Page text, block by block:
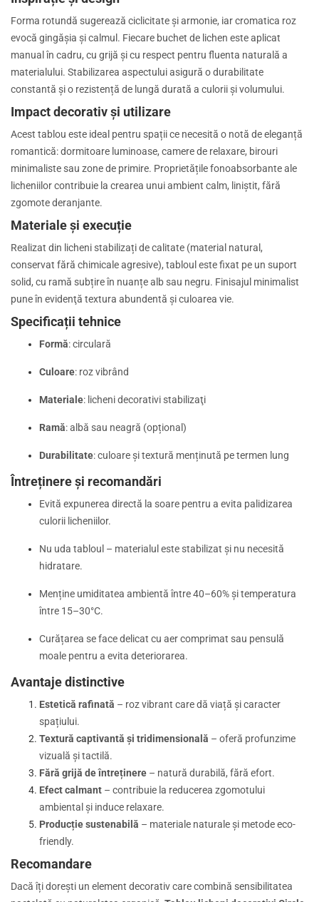
Forma rotundă sugerează ciclicitate și armonie, iar cromatica roz
evocă gingășia și calmul. Fiecare buchet de lichen este aplicat
manual în cadru, cu grijă și cu respect pentru fluenta naturală a
materialului. Stabilizarea aspectului asigură o durabilitate
constantă și o rezistență de lungă durată a culorii și volumului.
Impact decorativ și utilizare
Acest tablou este ideal pentru spații ce necesită o notă de eleganță
romantică: dormitoare luminoase, camere de relaxare, birouri
minimaliste sau zone de primire. Proprietățile fonoabsorbante ale
licheniilor contribuie la crearea unui ambient calm, liniștit, fără
zgomote deranjante.
Materiale și execuție
Realizat din licheni stabilizați de calitate (material natural,
conservat fără chimicale agresive), tabloul este fixat pe un suport
solid, cu ramă subțire în nuanțe alb sau negru. Finisajul minimalist
pune în evidenţă textura abundentă și culoarea vie.
Specificații tehnice
Formă: circulară
Culoare: roz vibrând
Materiale: licheni decorativi stabilizaţi
Ramă: albă sau neagră (opțional)
Durabilitate: culoare și textură menținută pe termen lung
Întreținere și recomandări
Evită expunerea directă la soare pentru a evita palidizarea
culorii licheniilor.
Nu uda tabloul – materialul este stabilizat și nu necesită
hidratare.
Menține umiditatea ambientă între 40–60% și temperatura
între 15–30°C.
Curățarea se face delicat cu aer comprimat sau pensulă
moale pentru a evita deteriorarea.
Avantaje distinctive
Estetică rafinată – roz vibrant care dă viață și caracter
spațiului.
Textură captivantă și tridimensională – oferă profunzime
vizuală și tactilă.
Fără grijă de întreținere – natură durabilă, fără efort.
Efect calmant – contribuie la reducerea zgomotului
ambiental și induce relaxare.
Producție sustenabilă – materiale naturale și metode eco-
friendly.
Recomandare
Dacă îți dorești un element decorativ care combină sensibilitatea